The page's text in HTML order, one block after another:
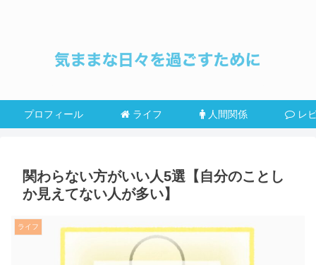
プロフィール ライフ 人間関係 レ
関わらない方がいい人5選【自分のことし
か見えてない人が多い】
ライフ